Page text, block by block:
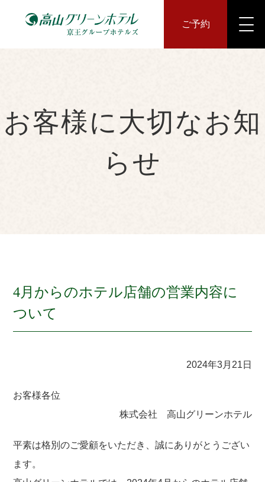
ご予約
お客様に大切なお知
らせ
4月からのホテル店舗の営業内容に
ついて
2024年3月21日
お客様各位
株式会社 高山グリーンホテル
平素は格別のご愛顧をいただき、誠にありがとうござい
ます。